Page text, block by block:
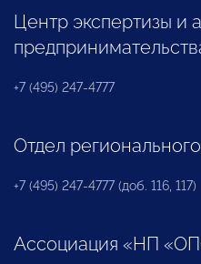
Центр экспертизы и
+7 (495) 247-4777
Отдел
+7 (495) 247-4777 (доб. 116, 117)
Ассоциация «НП